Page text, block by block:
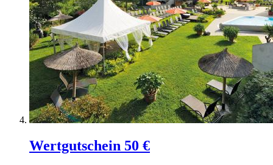
Wertgutschein 50 €